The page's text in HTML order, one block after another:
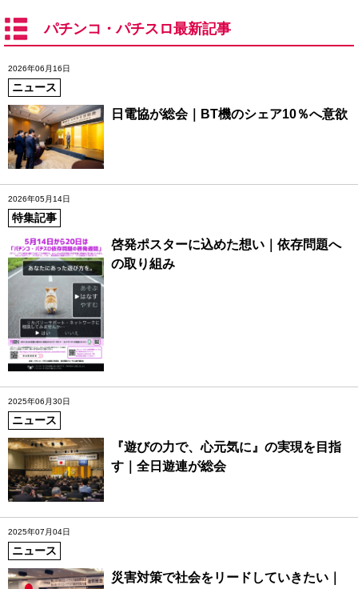
パチンコ・パチスロ最新記事
2026年06月16日
ニュース
日電協が総会｜BT機のシェア10％へ意欲
2026年05月14日
特集記事
啓発ポスターに込めた想い｜依存問題へ
の取り組み
2025年06月30日
ニュース
『遊びの力で、心元気に』の実現を目指
す｜全日遊連が総会
2025年07月04日
ニュース
災害対策で社会をリードしていきたい｜